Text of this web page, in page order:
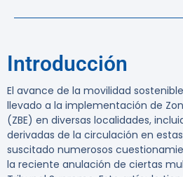
Introducción
El avance de la movilidad
llevado a la implementación de
(ZBE) en diversas localidades,
derivadas de la circulación en
suscitado numerosos
la reciente anulación de ciertas